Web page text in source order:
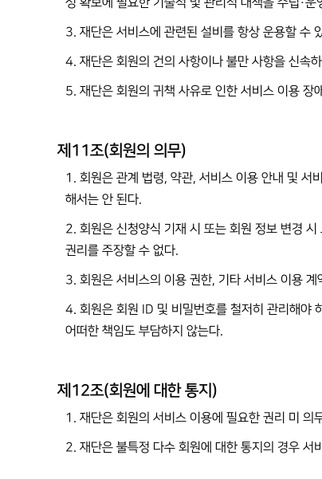
3. 재단은 서비스에 관련된 설비를 항상 운용할 수
4. 재단은 회원의 건의 사항이나 불만 사항을 신속
5. 재단은 회원의 귀책 사유로 인한 서비스 이용 장
제11조(회원의 의무)
1. 회원은 관계 법령, 약관, 서비스 이용 안내 및 서
해서는 안 된다.
2. 회원은 신청양식 기재 시 또는 회원 정보 변경
권리를 주장할 수 없다.
3. 회원은 서비스의 이용 권한, 기타 서비스 이용
4. 회원은 회원 ID 및 비밀번호를 철저히 관리해야
어떠한 책임도 부담하지 않는다.
제12조(회원에 대한 통지)
1. 재단은 회원의 서비스 이용에 필요한 권리 미
2. 재단은 불특정 다수 회원에 대한 통지의 경우 서